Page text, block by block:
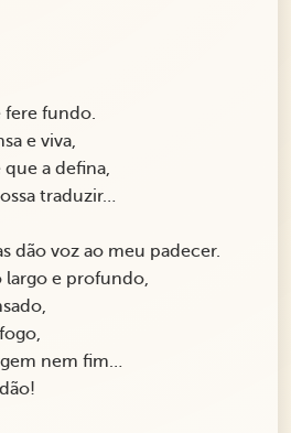
fere fundo.
e viva,
a defina,
traduzir…
dão voz ao meu padecer.
largo e profundo,
nem fim…